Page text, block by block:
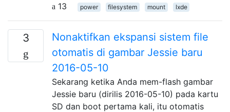
13
power filesystem mount lxde
3
Nonaktifkan ekspansi sistem file
otomatis di gambar Jessie baru
2016-05-10
Sekarang ketika Anda mem-flash gambar
Jessie baru (dirilis 2016-05-10) pada kartu
SD dan boot pertama kali, itu otomatis